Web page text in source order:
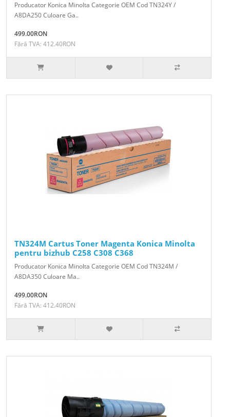
Producator Konica Minolta Categorie OEM Cod TN324Y /
A8DA250 Culoare Ga..
499.00RON
Fără TVA: 412.40RON
TN324M Cartus Toner Magenta Konica Minolta
pentru bizhub C258 C308 C368
Producator Konica Minolta Categorie OEM Cod TN324M /
A8DA350 Culoare Ma..
499.00RON
Fără TVA: 412.40RON